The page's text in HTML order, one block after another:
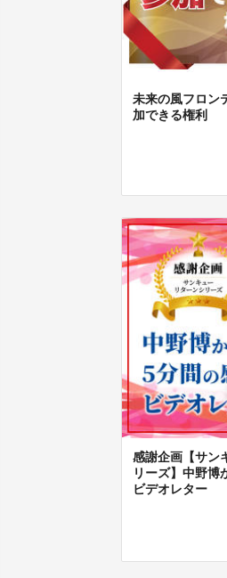
未来の風フロン
加できる権利
感謝企画【サン
リーズ】中野博
ビデオレター